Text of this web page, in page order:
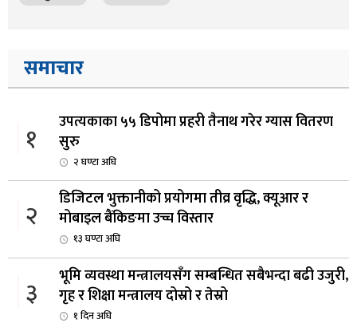
समाचार
१
उपत्यकाका ५५ डिपोमा प्रहरी तैनाथ गरेर ग्यास वितरण
सुरु
२ घण्टा अघि
२
डिजिटल भुक्तानीको प्रयोगमा तीव्र वृद्धि, क्यूआर र
मोबाइल बैंकिङमा उच्च विस्तार
१३ घण्टा अघि
३
भूमि व्यवस्था मन्त्रालयसँग सम्बन्धित सबैभन्दा बढी उजुरी,
गृह र शिक्षा मन्त्रालय दोस्रो र तेस्रो
१ दिन अघि